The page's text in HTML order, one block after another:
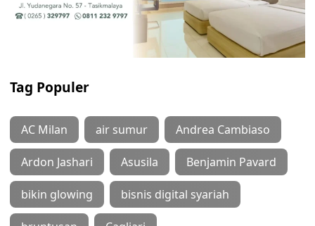
Tag Populer
AC Milan air sumur Andrea Cambiaso
Ardon Jashari Asusila Benjamin Pavard
bikin glowing bisnis digital syariah